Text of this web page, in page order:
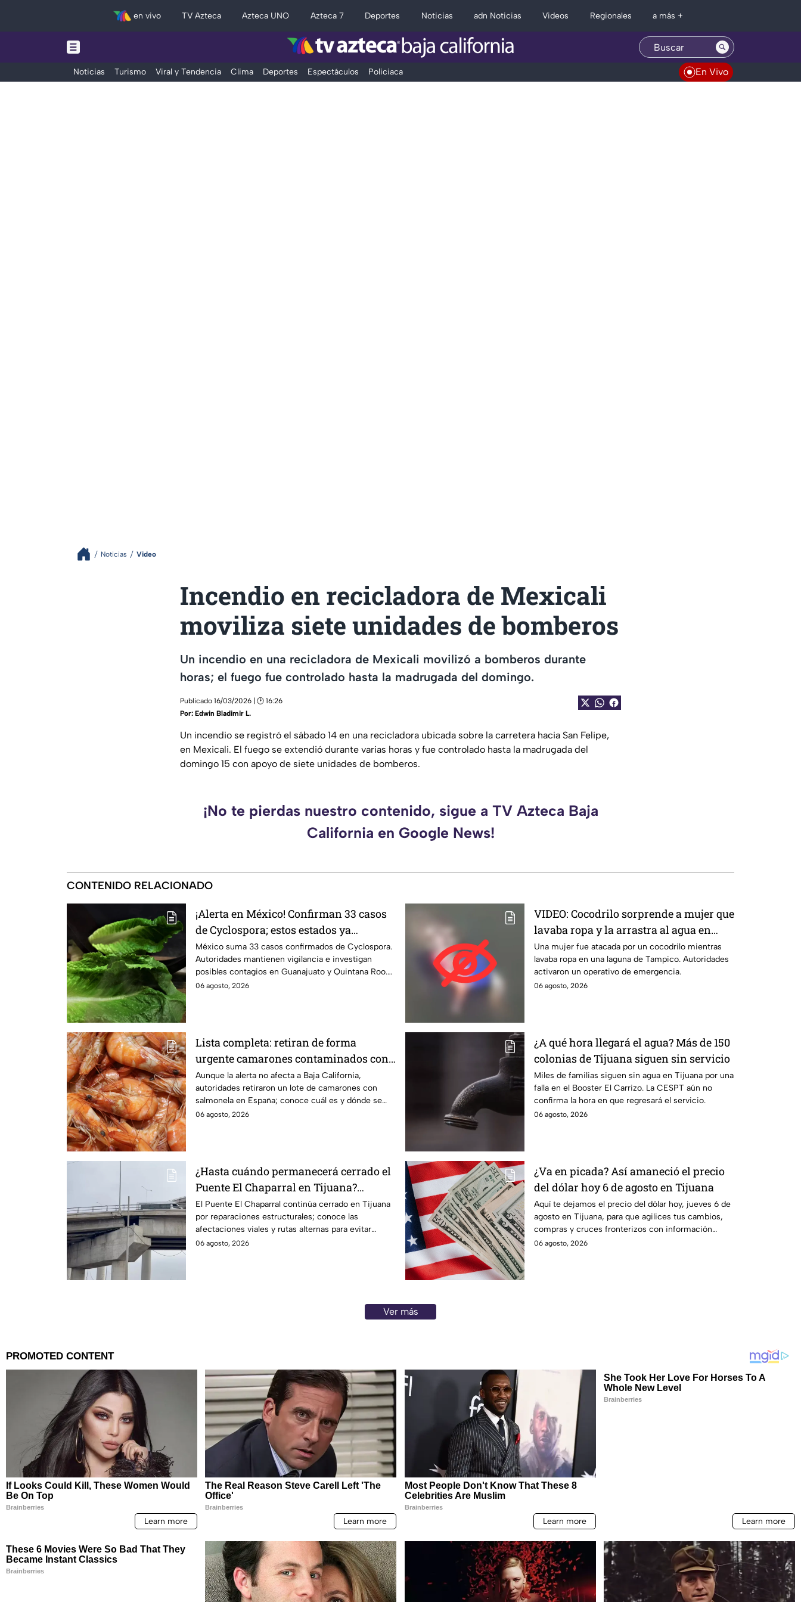
en vivo TV Azteca Azteca UNO Azteca 7 Deportes Noticias adn Noticias Videos Regionales a más +
Noticias Turismo Viral y Tendencia Clima Deportes Espectáculos Policiaca En Vivo
Noticias Video
Incendio en recicladora de Mexicali
moviliza siete unidades de bomberos
Un incendio en una recicladora de Mexicali movilizó a bomberos durante
horas; el fuego fue controlado hasta la madrugada del domingo.
Publicado 16/03/2026 | 🕑 16:26
Por: Edwin Bladimir L.
Un incendio se registró el sábado 14 en una recicladora ubicada sobre la carretera hacia San Felipe,
en Mexicali. El fuego se extendió durante varias horas y fue controlado hasta la madrugada del
domingo 15 con apoyo de siete unidades de bomberos.
¡No te pierdas nuestro contenido, sigue a TV Azteca Baja
California en Google News!
CONTENIDO RELACIONADO
¡Alerta en México! Confirman 33 casos
de Cyclospora; estos estados ya
reportan contagios
México suma 33 casos confirmados de Cyclospora.
Autoridades mantienen vigilancia e investigan
posibles contagios en Guanajuato y Quintana Roo.
Te informamos.
06 agosto, 2026
VIDEO: Cocodrilo sorprende a mujer que
lavaba ropa y la arrastra al agua en
Tampico | FUERTES IMÁGENES
Una mujer fue atacada por un cocodrilo mientras
lavaba ropa en una laguna de Tampico. Autoridades
activaron un operativo de emergencia.
06 agosto, 2026
Lista completa: retiran de forma
urgente camarones contaminados con
salmonela
Aunque la alerta no afecta a Baja California,
autoridades retiraron un lote de camarones con
salmonela en España; conoce cuál es y dónde se
vendió.
06 agosto, 2026
¿A qué hora llegará el agua? Más de 150
colonias de Tijuana siguen sin servicio
Miles de familias siguen sin agua en Tijuana por una
falla en el Booster El Carrizo. La CESPT aún no
confirma la hora en que regresará el servicio.
06 agosto, 2026
¿Hasta cuándo permanecerá cerrado el
Puente El Chaparral en Tijuana?
Continúan las reparaciones
El Puente El Chaparral continúa cerrado en Tijuana
por reparaciones estructurales; conoce las
afectaciones viales y rutas alternas para evitar
retrasos.
06 agosto, 2026
¿Va en picada? Así amaneció el precio
del dólar hoy 6 de agosto en Tijuana
Aquí te dejamos el precio del dólar hoy, jueves 6 de
agosto en Tijuana, para que agilices tus cambios,
compras y cruces fronterizos con información
actualizada.
06 agosto, 2026
Ver más